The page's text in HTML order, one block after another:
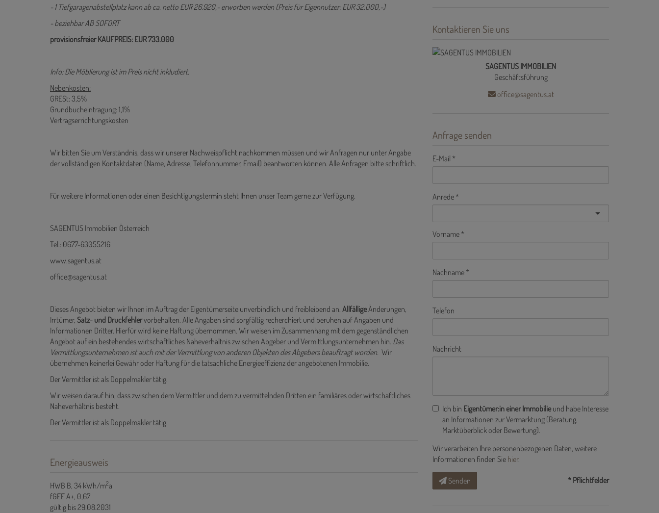
- 1 Tiefgaragenabstellplatz kann ab ca. netto EUR 26.920,- erworben werden (Preis für Eigennutzer: EUR 32.000,-)
- beziehbar AB SOFORT
provisionsfreier KAUFPREIS: EUR 733.000
Info: Die Möblierung ist im Preis nicht inkludiert.
Nebenkosten:
GRESt: 3,5%
Grundbucheintragung: 1,1%
Vertragserrichtungskosten
Wir bitten Sie um Verständnis, dass wir unserer Nachweispflicht nachkommen müssen und wir Anfragen nur unter Angabe
der vollständigen Kontaktdaten (Name, Adresse, Telefonnummer, Email) beantworten können. Alle Anfragen bitte schriftlich.
Für weitere Informationen oder einen Besichtigungstermin steht Ihnen unser Team gerne zur Verfügung.
SAGENTUS Immobilien Österreich
Tel.: 0677-63055216
www.sagentus.at
office@sagentus.at
Dieses Angebot bieten wir Ihnen im Auftrag der Eigentümerseite unverbindlich und freibleibend an. AllfälligeÄnderungen,
Irrtümer, Satz- und Druckfehlervorbehalten. Alle Angaben sind sorgfältig recherchiert und beruhen auf Angaben und
Informationen Dritter. Hierfür wird keine Haftung übernommen. Wir weisen im Zusammenhang mit dem gegenständlichen
Angebot auf ein bestehendes wirtschaftliches Naheverhältnis zwischen Abgeber und Vermittlungsunternehmen hin. Das
Vermittlungsunternehmen ist auch mit der Vermittlung von anderen Objekten des Abgebers beauftragt worden. Wir
übernehmen keinerlei Gewähr oder Haftung für die tatsächliche Energieeffizienz der angebotenen Immobilie.
Der Vermittler ist als Doppelmakler tätig.
Wir weisen darauf hin, dass zwischen dem Vermittler und dem zu vermittelnden Dritten ein familiäres oder wirtschaftliches
Naheverhältnis besteht.
Der Vermittler ist als Doppelmakler tätig.
Energieausweis
HWB B, 34 kWh/m2a
fGEEA+, 0,67
gültig bis29.08.2031
Kontaktieren Sie uns
SAGENTUS IMMOBILIEN
Geschäftsführung
office@sagentus.at
Anfrage senden
E-Mail
Anrede
Vorname
Nachname
Telefon
Nachricht
Ich bin Eigentümer:in einer Immobilieund habe Interesse
an Informationen zur Vermarktung (Beratung,
Marktüberblick oder Bewertung).
Wir verarbeiten Ihre personenbezogenen Daten, weitere
Informationen finden Sie hier.
Senden * Pflichtfelder